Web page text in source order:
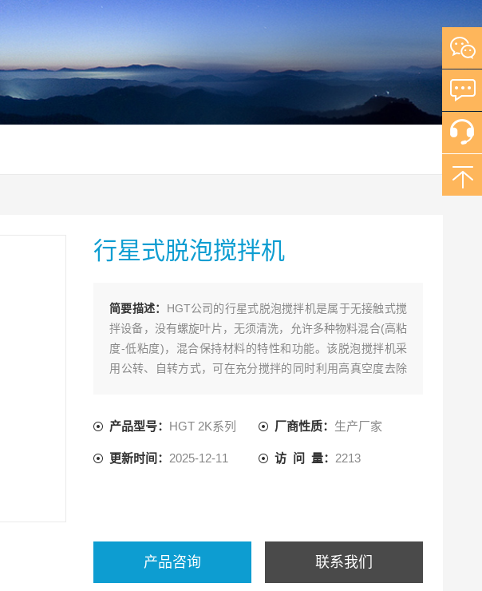
行星式脱泡搅拌机
简要描述： HGT公司的行星式脱泡搅拌机是属于无接触式搅
拌设备，没有螺旋叶片，无须清洗，允许多种物料混合(高粘
度-低粘度)，混合保持材料的特性和功能。该脱泡搅拌机采
用公转、自转方式，可在充分搅拌的同时利用高真空度去除
产品型号： HGT 2K系列 厂商性质： 生产厂家
更新时间： 2025-12-11 访 问 量： 2213
产品咨询 联系我们